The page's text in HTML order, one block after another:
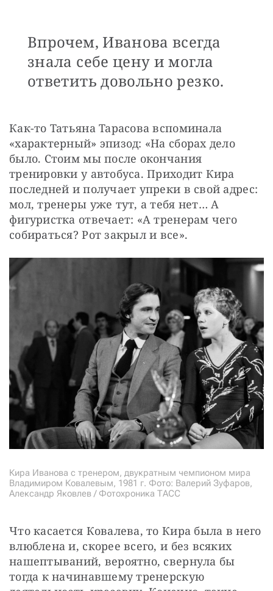
Впрочем, Иванова всегда
знала себе цену и могла
ответить довольно резко.
Как-то Татьяна Тарасова вспоминала
«характерный» эпизод: «На сборах дело
было. Стоим мы после окончания
тренировки у автобуса. Приходит Кира
последней и получает упреки в свой адрес:
мол, тренеры уже тут, а тебя нет… А
фигуристка отвечает: «А тренерам чего
собираться? Рот закрыл и все».
Кира Иванова с тренером, двукратным чемпионом мира
Владимиром Ковалевым, 1981 г. Фото: Валерий Зуфаров,
Александр Яковлев / Фотохроника ТАСС
Что касается Ковалева, то Кира была в него
влюблена и, скорее всего, и без всяких
нашептываний, вероятно, свернула бы
тогда к начинавшему тренерскую